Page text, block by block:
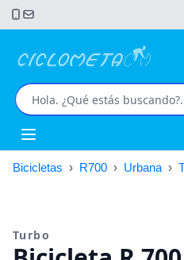
Open main menu
Bicicletas › R700 › Urbana ›
Turbo